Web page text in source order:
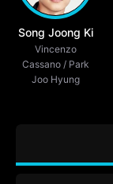
Song Joong Ki
Vincenzo
Cassano / Park
Joo Hyung